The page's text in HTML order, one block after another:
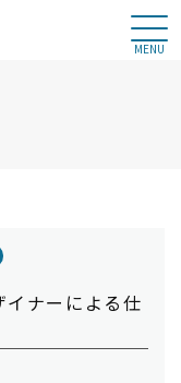
MENU
イナーによる仕